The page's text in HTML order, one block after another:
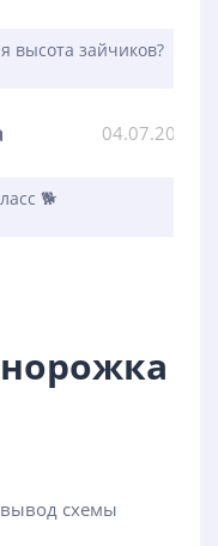
высота зайчиков?
04.07.2023
🐕
схемы